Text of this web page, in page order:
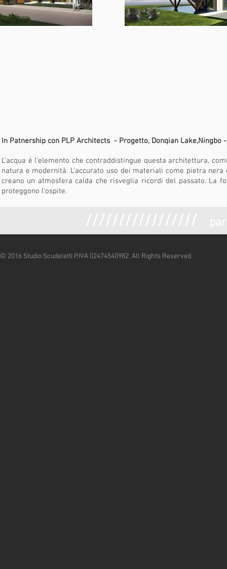
In Patnership con PLP Architects - Progetto, Donqian Lake,Ningbo
L'acqua è l'elemento che contraddistingue questa architettura,
natura e modernità. L'accurato uso dei materiali come pietra
creano un atmosfera calda che risveglia ricordi del passato. La
proteggono l'ospite.
© 2016 Studio Scudeletti P.IVA 02474540982. All Rights Reserved.